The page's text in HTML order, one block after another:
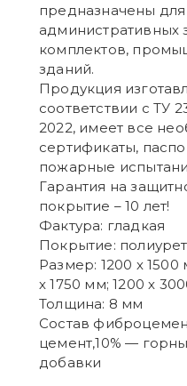
предназначены
административных
комплектов,
зданий.
Продукция
соответствии с ТУ
2022, имеет все
сертификаты,
пожарные
Гарантия на
покрытие – 10 лет!
Фактура: гладкая
Покрытие:
Размер: 1200 х 1500
х 1750 мм; 1200 х
Толщина: 8 мм
Состав
цемент,10% —
добавки